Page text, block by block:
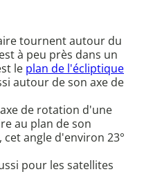
tournent autour du
à peu près dans un
le plan de l'écliptique
autour de son axe de
de rotation d'une
au plan de son
angle d'environ 23°
pour les satellites